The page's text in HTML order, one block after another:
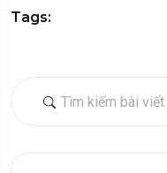
Tags: